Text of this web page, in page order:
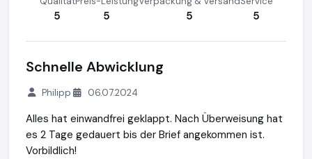
5 5 5 5
Schnelle Abwicklung
Philipp 06.07.2024
Alles hat einwandfrei geklappt. Nach Überweisung hat
es 2 Tage gedauert bis der Brief angekommen ist.
Vorbildlich!